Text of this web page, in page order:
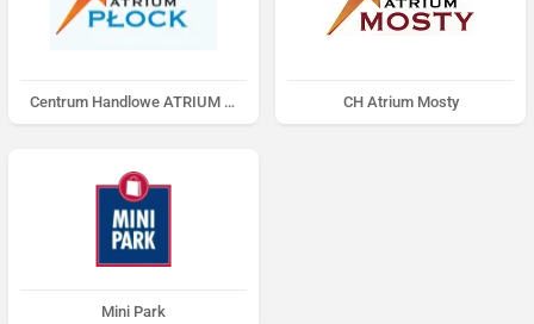
Centrum Handlowe ATRIUM Płock CH Atrium Mosty
Mini Park